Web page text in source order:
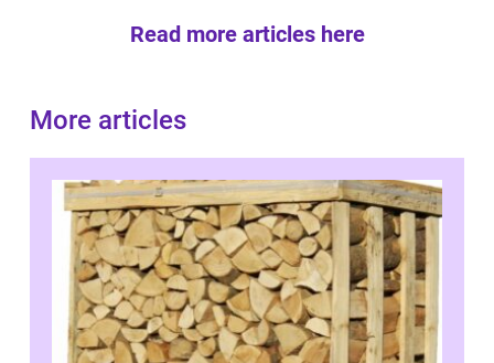
Read more articles here
More articles